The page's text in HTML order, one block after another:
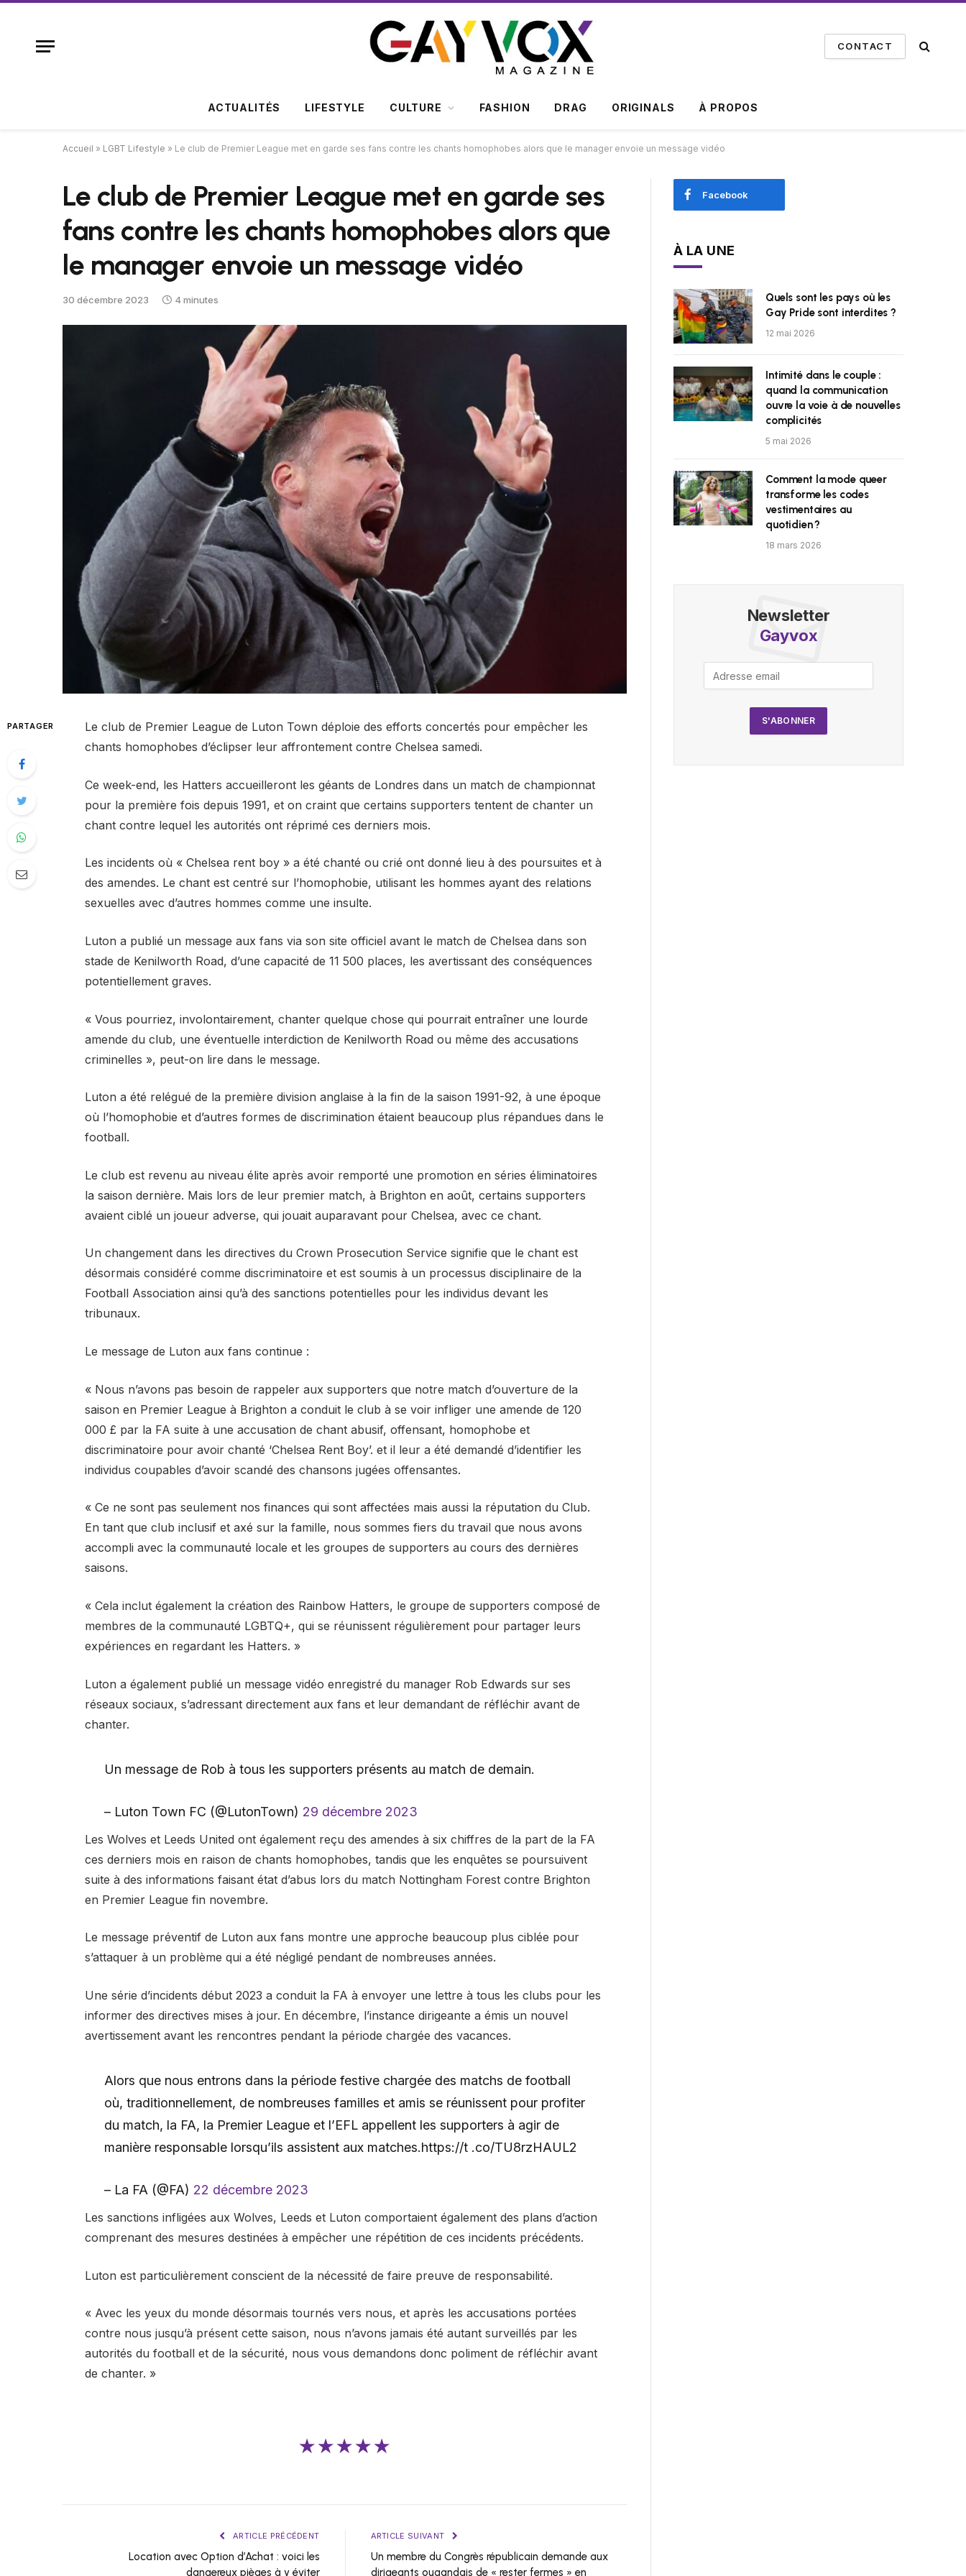
CONTACT
ACTUALITÉS LIFESTYLE CULTURE FASHION DRAG ORIGINALS À PROPOS
Accueil » LGBT Lifestyle » Le club de Premier League met en garde ses fans contre les chants homophobes alors que le manager envoie un message vidéo
Le club de Premier League met en garde ses
fans contre les chants homophobes alors que
le manager envoie un message vidéo
30 décembre 2023 4 minutes
PARTAGER
Le club de Premier League de Luton Town déploie des efforts concertés pour empêcher les
chants homophobes d’éclipser leur affrontement contre Chelsea samedi.
Ce week-end, les Hatters accueilleront les géants de Londres dans un match de championnat
pour la première fois depuis 1991, et on craint que certains supporters tentent de chanter un
chant contre lequel les autorités ont réprimé ces derniers mois.
Les incidents où « Chelsea rent boy » a été chanté ou crié ont donné lieu à des poursuites et à
des amendes. Le chant est centré sur l’homophobie, utilisant les hommes ayant des relations
sexuelles avec d’autres hommes comme une insulte.
Luton a publié un message aux fans via son site officiel avant le match de Chelsea dans son
stade de Kenilworth Road, d’une capacité de 11 500 places, les avertissant des conséquences
potentiellement graves.
« Vous pourriez, involontairement, chanter quelque chose qui pourrait entraîner une lourde
amende du club, une éventuelle interdiction de Kenilworth Road ou même des accusations
criminelles », peut-on lire dans le message.
Luton a été relégué de la première division anglaise à la fin de la saison 1991-92, à une époque
où l’homophobie et d’autres formes de discrimination étaient beaucoup plus répandues dans le
football.
Le club est revenu au niveau élite après avoir remporté une promotion en séries éliminatoires
la saison dernière. Mais lors de leur premier match, à Brighton en août, certains supporters
avaient ciblé un joueur adverse, qui jouait auparavant pour Chelsea, avec ce chant.
Un changement dans les directives du Crown Prosecution Service signifie que le chant est
désormais considéré comme discriminatoire et est soumis à un processus disciplinaire de la
Football Association ainsi qu’à des sanctions potentielles pour les individus devant les
tribunaux.
Le message de Luton aux fans continue :
« Nous n’avons pas besoin de rappeler aux supporters que notre match d’ouverture de la
saison en Premier League à Brighton a conduit le club à se voir infliger une amende de 120
000 £ par la FA suite à une accusation de chant abusif, offensant, homophobe et
discriminatoire pour avoir chanté ‘Chelsea Rent Boy’. et il leur a été demandé d’identifier les
individus coupables d’avoir scandé des chansons jugées offensantes.
« Ce ne sont pas seulement nos finances qui sont affectées mais aussi la réputation du Club.
En tant que club inclusif et axé sur la famille, nous sommes fiers du travail que nous avons
accompli avec la communauté locale et les groupes de supporters au cours des dernières
saisons.
« Cela inclut également la création des Rainbow Hatters, le groupe de supporters composé de
membres de la communauté LGBTQ+, qui se réunissent régulièrement pour partager leurs
expériences en regardant les Hatters. »
Luton a également publié un message vidéo enregistré du manager Rob Edwards sur ses
réseaux sociaux, s’adressant directement aux fans et leur demandant de réfléchir avant de
chanter.
Un message de Rob à tous les supporters présents au match de demain.
– Luton Town FC (@LutonTown) 29 décembre 2023
Les Wolves et Leeds United ont également reçu des amendes à six chiffres de la part de la FA
ces derniers mois en raison de chants homophobes, tandis que les enquêtes se poursuivent
suite à des informations faisant état d’abus lors du match Nottingham Forest contre Brighton
en Premier League fin novembre.
Le message préventif de Luton aux fans montre une approche beaucoup plus ciblée pour
s’attaquer à un problème qui a été négligé pendant de nombreuses années.
Une série d’incidents début 2023 a conduit la FA à envoyer une lettre à tous les clubs pour les
informer des directives mises à jour. En décembre, l’instance dirigeante a émis un nouvel
avertissement avant les rencontres pendant la période chargée des vacances.
Alors que nous entrons dans la période festive chargée des matchs de football
où, traditionnellement, de nombreuses familles et amis se réunissent pour profiter
du match, la FA, la Premier League et l’EFL appellent les supporters à agir de
manière responsable lorsqu’ils assistent aux matches.https://t .co/TU8rzHAUL2
– La FA (@FA) 22 décembre 2023
Les sanctions infligées aux Wolves, Leeds et Luton comportaient également des plans d’action
comprenant des mesures destinées à empêcher une répétition de ces incidents précédents.
Luton est particulièrement conscient de la nécessité de faire preuve de responsabilité.
« Avec les yeux du monde désormais tournés vers nous, et après les accusations portées
contre nous jusqu’à présent cette saison, nous n’avons jamais été autant surveillés par les
autorités du football et de la sécurité, nous vous demandons donc poliment de réfléchir avant
de chanter. »
★★★★★
ARTICLE PRÉCÉDENT
Location avec Option d’Achat : voici les
dangereux pièges à y éviter
ARTICLE SUIVANT
Un membre du Congrès républicain demande aux
dirigeants ougandais de « rester fermes » en
Facebook
À LA UNE
Quels sont les pays où les
Gay Pride sont interdites ?
12 mai 2026
Intimité dans le couple :
quand la communication
ouvre la voie à de nouvelles
complicités
5 mai 2026
Comment la mode queer
transforme les codes
vestimentaires au
quotidien ?
18 mars 2026
Newsletter
Gayvox